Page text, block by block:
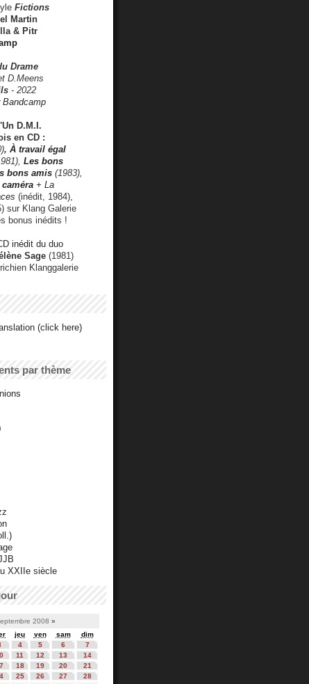
Fictions
Martin
& Pitr
Drame
D.Meens
- 2022
Bandcamp
D.M.I.
en CD :
, À travail égal
Les bons
bons amis (1983),
+ La
(inédit, 1984),
sur Klang Galerie
bonus inédits !
inédit du duo
Sage (1981)
Klanggalerie
(click here)
par thème
XXIIe siècle
2008 »
jeu ven sam
dim
4 5 6
7
11 12 13
14
18 19 20
21
25 26 27
28